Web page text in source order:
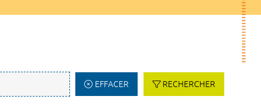
EFFACER RECHERCHER